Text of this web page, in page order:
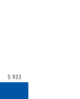
5.933